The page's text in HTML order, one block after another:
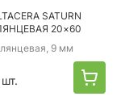
SATURN
20×60
9 мм